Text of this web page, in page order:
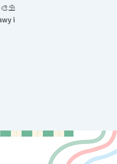
🎨⛱️
i